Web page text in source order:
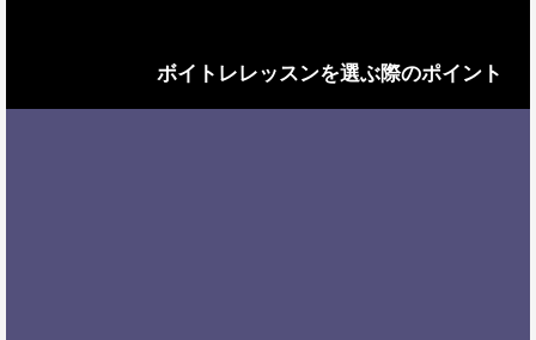
ボイトレレッスンを選ぶ際のポイント